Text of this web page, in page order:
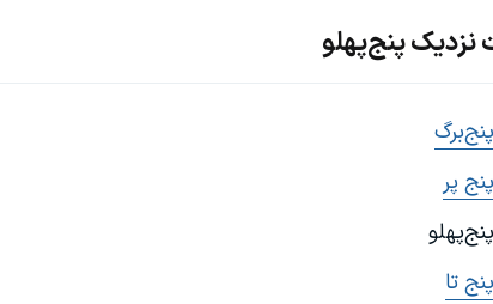
نزدیک پنج‌پهلو
پنج‌برگ
پنج پر
پنج تا